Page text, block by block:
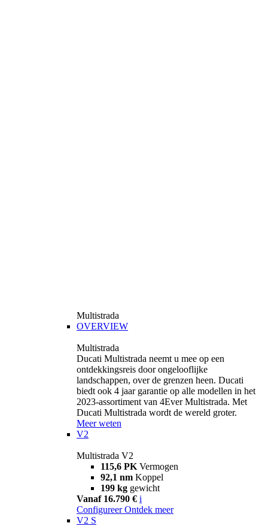
Multistrada
OVERVIEW
Multistrada
Ducati Multistrada neemt u mee op een
ontdekkingsreis door ongelooflijke
landschappen, over de grenzen heen. Ducati
biedt ook 4 jaar garantie op alle modellen in het
2023-assortiment van 4Ever Multistrada. Met
Ducati Multistrada wordt de wereld groter.
Meer weten
V2
Multistrada V2
115,6 PK Vermogen
92,1 nm Koppel
199 kg gewicht
Vanaf 16.790 € i
Configureer Ontdek meer
V2 S